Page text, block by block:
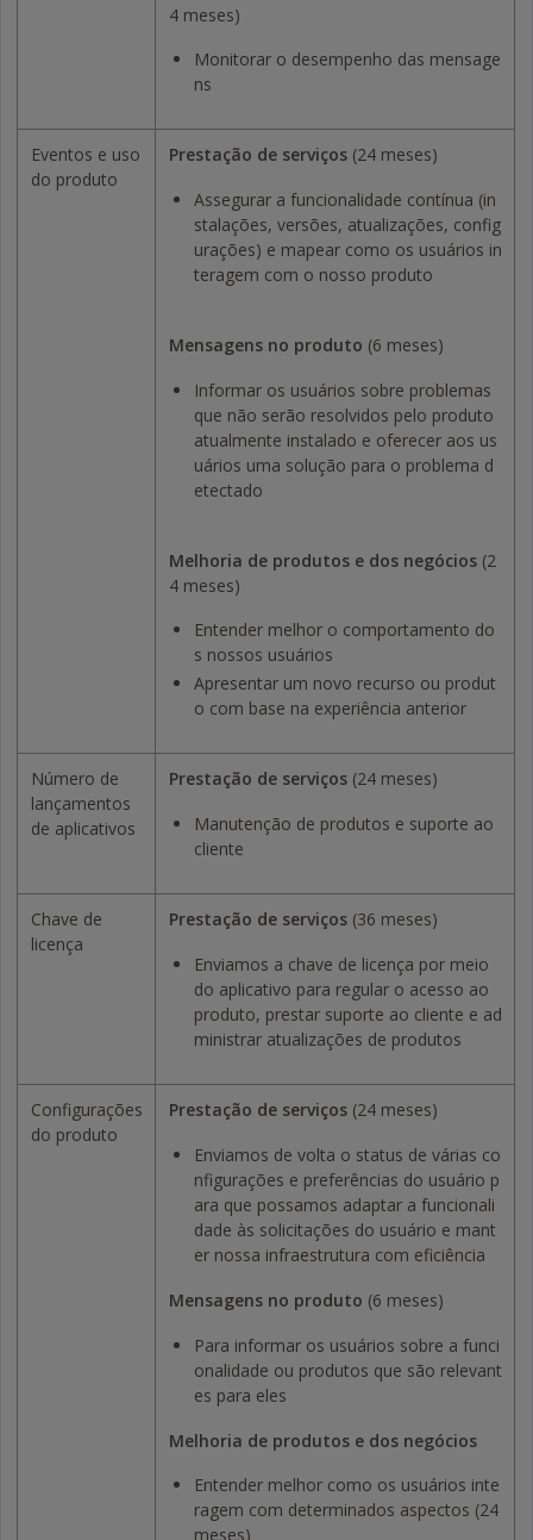
4 meses)
Monitorar o desempenho das mensage
ns
Eventos e uso
do produto
Prestação de serviços(24 meses)
Assegurar a funcionalidade contínua (in
stalações, versões, atualizações, config
urações) e mapear como os usuários in
teragem com o nosso produto
Mensagens no produto (6 meses)
Informar os usuários sobre problemas
que não serão resolvidos pelo produto
atualmente instalado e oferecer aos us
uários uma solução para o problema d
etectado
Melhoria de produtos e dos negócios(2
4 meses)
Entender melhor o comportamento do
s nossos usuários
Apresentar um novo recurso ou produt
o com base na experiência anterior
Número de
lançamentos
de aplicativos
Prestação de serviços (24 meses)
Manutenção de produtos e suporte ao
cliente
Chave de
licença
Prestação de serviços (36 meses)
Enviamos a chave de licença por meio
do aplicativo para regular o acesso ao
produto, prestar suporte ao cliente e ad
ministrar atualizações de produtos
Configurações
do produto
Prestação de serviços (24 meses)
Enviamos de volta o status de várias co
nfigurações e preferências do usuário p
ara que possamos adaptar a funcionali
dade às solicitações do usuário e mant
er nossa infraestrutura com eficiência
Mensagens no produto (6 meses)
Para informar os usuários sobre a funci
onalidade ou produtos que são relevant
es para eles
Melhoria de produtos e dos negócios
Entender melhor como os usuários inte
ragem com determinados aspectos (24
meses)